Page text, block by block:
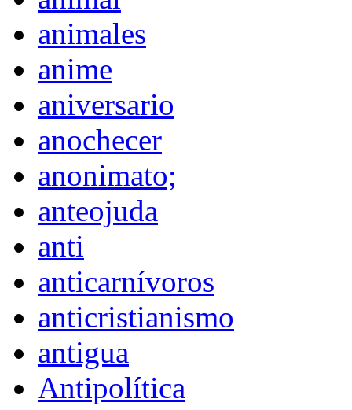
animales
anime
aniversario
anochecer
anonimato;
anteojuda
anti
anticarnívoros
anticristianismo
antigua
Antipolítica